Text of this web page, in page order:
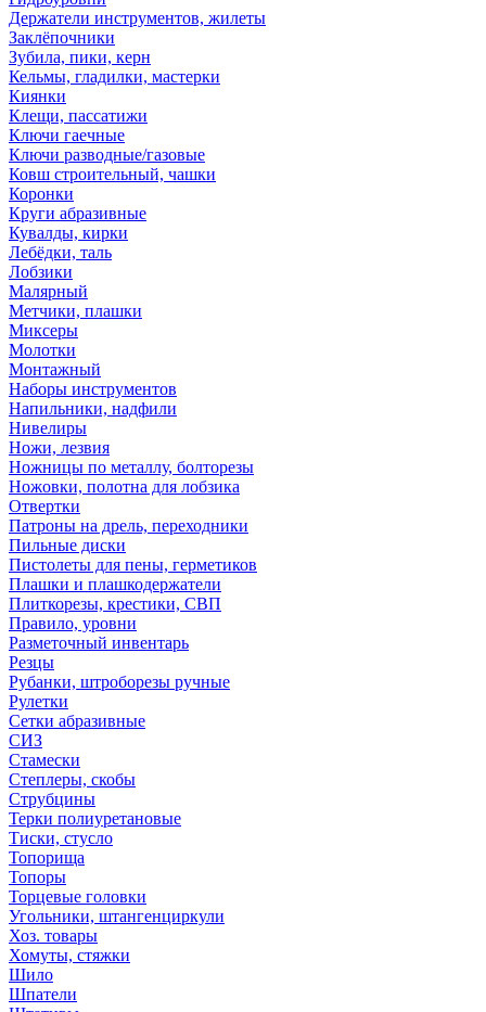
Держатели инструментов, жилеты
Заклёпочники
Зубила, пики, керн
Кельмы, гладилки, мастерки
Киянки
Клещи, пассатижи
Ключи гаечные
Ключи разводные/газовые
Ковш строительный, чашки
Коронки
Круги абразивные
Кувалды, кирки
Лебёдки, таль
Лобзики
Малярный
Метчики, плашки
Миксеры
Молотки
Монтажный
Наборы инструментов
Напильники, надфили
Нивелиры
Ножи, лезвия
Ножницы по металлу, болторезы
Ножовки, полотна для лобзика
Отвертки
Патроны на дрель, переходники
Пильные диски
Пистолеты для пены, герметиков
Плашки и плашкодержатели
Плиткорезы, крестики, СВП
Правило, уровни
Разметочный инвентарь
Резцы
Рубанки, штроборезы ручные
Рулетки
Сетки абразивные
СИЗ
Стамески
Степлеры, скобы
Струбцины
Терки полиуретановые
Тиски, стусло
Топорища
Топоры
Торцевые головки
Угольники, штангенциркули
Хоз. товары
Хомуты, стяжки
Шило
Шпатели